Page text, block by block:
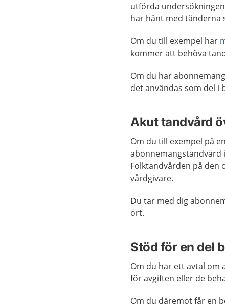
utförda
har hänt med tänderna
Om du till exempel har
kommer att behöva
Om du har
det användas som del i
Akut tandvård
Om du till exempel på
abonnemangstandvård
Folktandvården på den
vårdgivare.
Du tar med dig
ort.
Stöd för en del
Om du har ett avtal om
för avgiften eller de
Om du däremot får en